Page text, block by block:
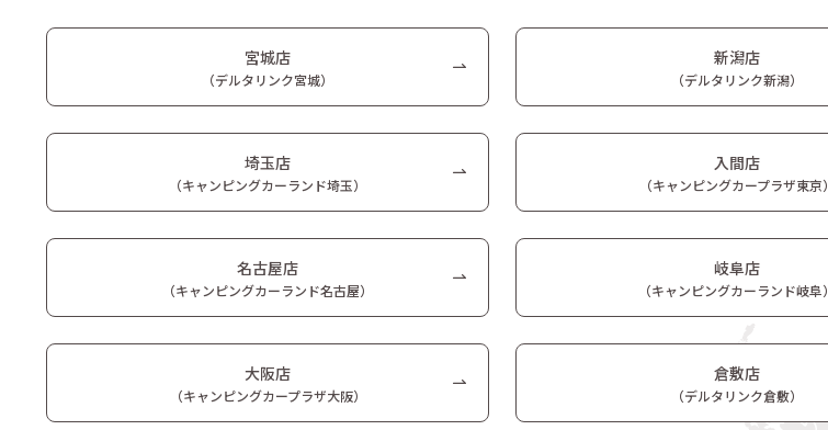
宮城店
（デルタリンク宮城）
新潟店
（デルタリンク新潟）
埼玉店
（キャンピングカーランド埼玉）
入間店
（キャンピングカープラザ東京）
名古屋店
（キャンピングカーランド名古屋）
岐阜店
（キャンピングカーランド岐阜）
大阪店
（キャンピングカープラザ大阪）
倉敷店
（デルタリンク倉敷）